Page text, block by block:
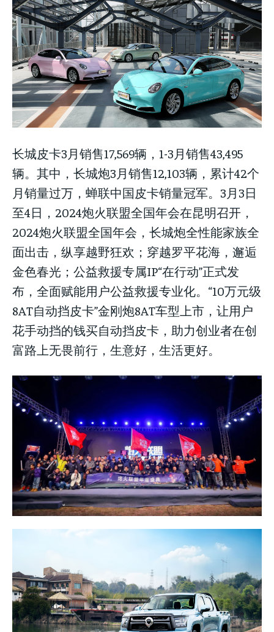
长城皮卡3月销售17,569辆，1-3月销售43,495
辆。其中，长城炮3月销售12,103辆，累计42个
月销量过万，蝉联中国皮卡销量冠军。3月3日
至4日，2024炮火联盟全国年会在昆明召开，
2024炮火联盟全国年会，长城炮全性能家族全
面出击，纵享越野狂欢；穿越罗平花海，邂逅
金色春光；公益救援专属IP“在行动”正式发
布，全面赋能用户公益救援专业化。“10万元级
8AT自动挡皮卡”金刚炮8AT车型上市，让用户
花手动挡的钱买自动挡皮卡，助力创业者在创
富路上无畏前行，生意好，生活更好。